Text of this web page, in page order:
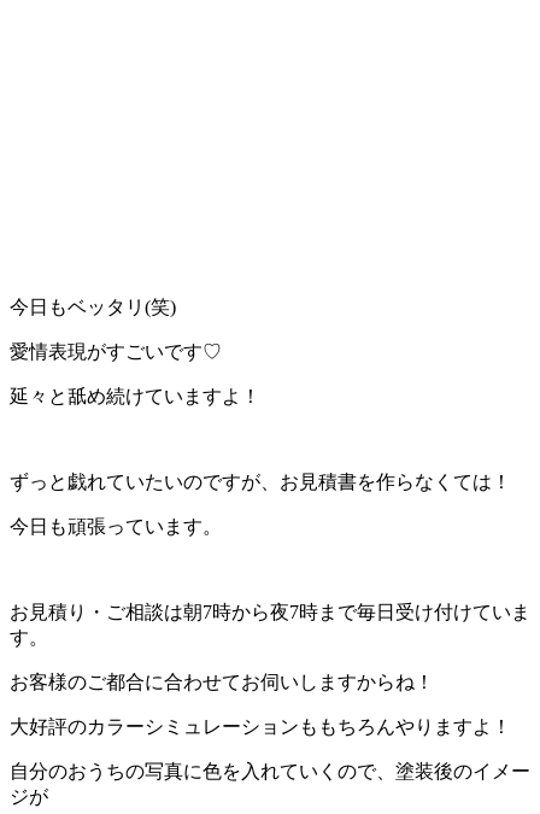
今日もベッタリ(笑)
愛情表現がすごいです♡
延々と舐め続けていますよ！
ずっと戯れていたいのですが、お見積書を作らなくては！
今日も頑張っています。
お見積り・ご相談は朝7時から夜7時まで毎日受け付けていま
す。
お客様のご都合に合わせてお伺いしますからね！
大好評のカラーシミュレーションももちろんやりますよ！
自分のおうちの写真に色を入れていくので、塗装後のイメー
ジが